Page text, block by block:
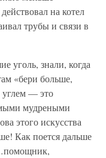
на котел
трубы и связи в
уголь, знали, когда
«бери больше,
углем — это
мудреными
этого искусства
Как поется дальше